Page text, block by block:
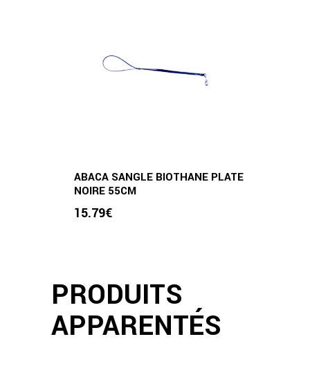
ABACA SANGLE BIOTHANE PLATE
NOIRE 55CM
15.79€
PRODUITS
APPARENTÉS